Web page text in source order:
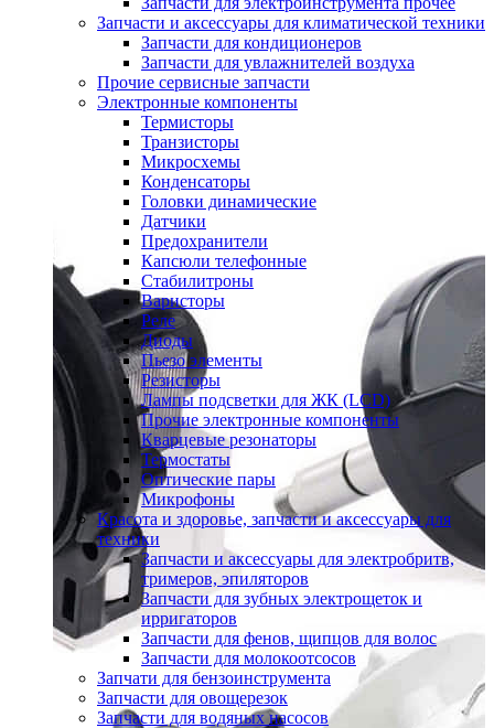
Запчасти и аксессуары для климатической техники
Запчасти для кондиционеров
Запчасти для увлажнителей воздуха
Прочие сервисные запчасти
Электронные компоненты
Термисторы
Транзисторы
Микросхемы
Конденсаторы
Головки динамические
Датчики
Предохранители
Капсюли телефонные
Стабилитроны
Варисторы
Реле
Диоды
Пьезо элементы
Резисторы
Лампы подсветки для ЖК (LCD)
Прочие электронные компоненты
Кварцевые резонаторы
Термостаты
Оптические пары
Микрофоны
Красота и здоровье, запчасти и аксессуары для
техники
Запчасти и аксессуары для электробритв,
тримеров, эпиляторов
Запчасти для зубных электрощеток и
ирригаторов
Запчасти для фенов, щипцов для волос
Запчасти для молокоотсосов
Запчати для бензоинструмента
Запчасти для овощерезок
Запчасти для водяных насосов